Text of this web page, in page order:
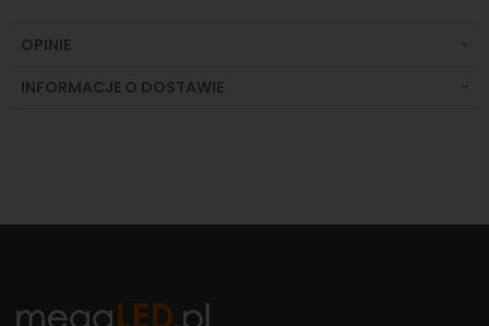
OPINIE
INFORMACJE O DOSTAWIE